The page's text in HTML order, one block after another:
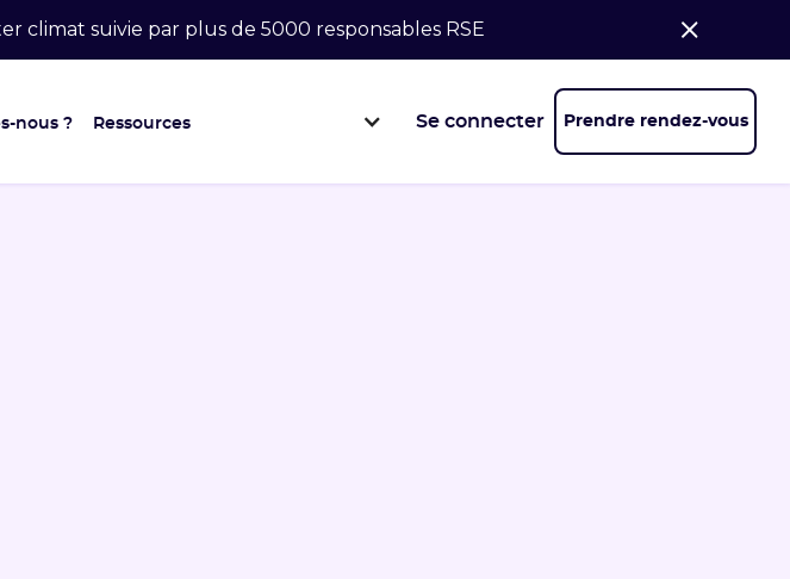
climat suivie par plus de 5000 responsables RSE
nous ? Ressources Se connecter Prendre rendez-vous